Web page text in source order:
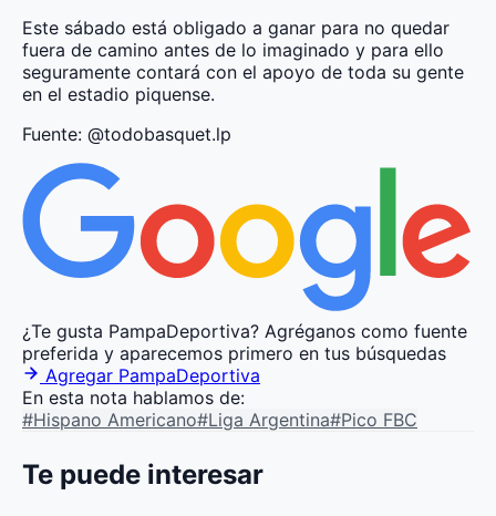
Este sábado está obligado a ganar para no quedar
fuera de camino antes de lo imaginado y para ello
seguramente contará con el apoyo de toda su gente
en el estadio piquense.
Fuente: @todobasquet.lp
¿Te gusta PampaDeportiva? Agréganos como fuente
preferida y aparecemos primero en tus búsquedas
Agregar PampaDeportiva
En esta nota hablamos de:
#Hispano Americano#Liga Argentina#Pico FBC
Te puede interesar